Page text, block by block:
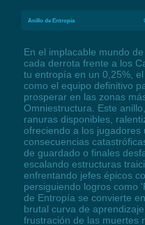
Anillo de Entropía
En el implacable mundo
cada derrota frente a los
tu entropía en un 0,25%,
como el equipo definitivo
prosperar en las zonas
Omniestructura. Este
ranuras disponibles,
ofreciendo a los jugadores
consecuencias
de guardado o finales
escalando estructuras
enfrentando jefes épicos
persiguiendo logros como
de Entropía se convierte
brutal curva de
frustración de las muertes